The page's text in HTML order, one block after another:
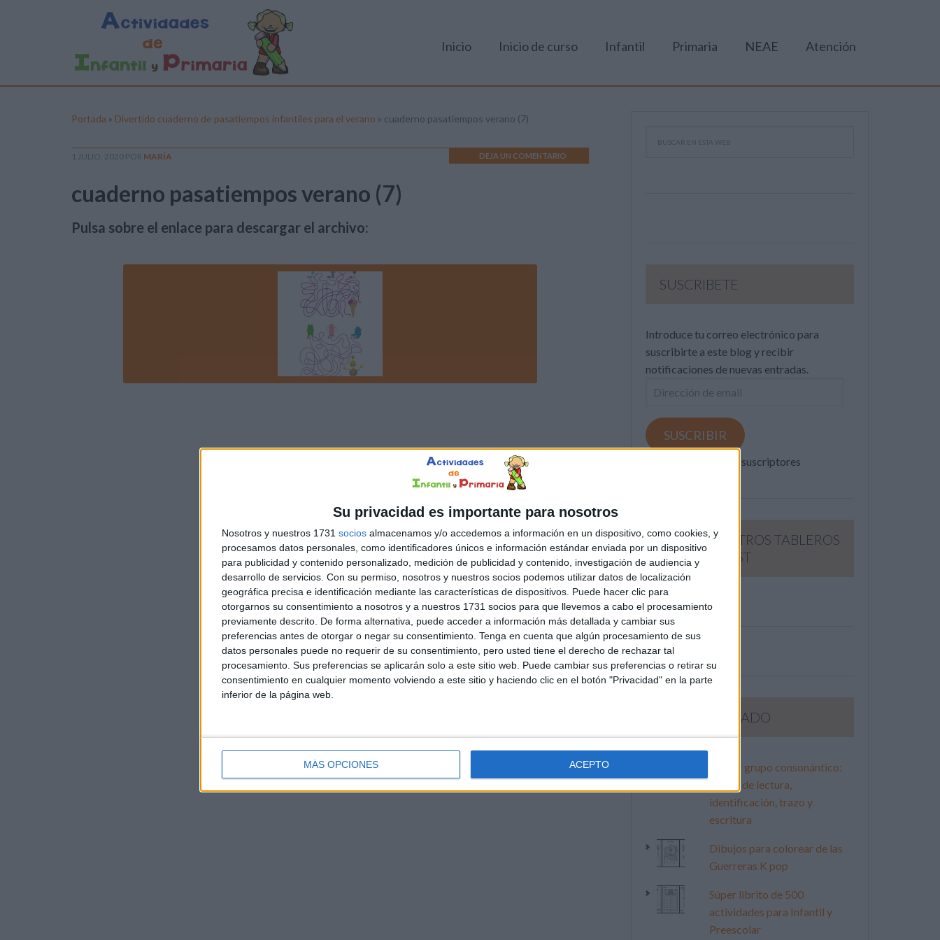
Su privacidad es importante para nosotros
Nosotros y nuestros 1731 socios almacenamos y/o accedemos a información en un dispositivo, como cookies, y
procesamos datos personales, como identificadores únicos e información estándar enviada por un dispositivo
para publicidad y contenido personalizado, medición de publicidad y contenido, investigación de audiencia y
desarrollo de servicios. Con su permiso, nosotros y nuestros socios podemos utilizar datos de localización
geográfica precisa e identificación mediante las características de dispositivos. Puede hacer clic para
otorgarnos su consentimiento a nosotros y a nuestros 1731 socios para que llevemos a cabo el procesamiento
previamente descrito. De forma alternativa, puede acceder a información más detallada y cambiar sus
preferencias antes de otorgar o negar su consentimiento. Tenga en cuenta que algún procesamiento de sus
datos personales puede no requerir de su consentimiento, pero usted tiene el derecho de rechazar tal
procesamiento. Sus preferencias se aplicarán solo a este sitio web. Puede cambiar sus preferencias o retirar su
consentimiento en cualquier momento volviendo a este sitio y haciendo clic en el botón "Privacidad" en la parte
inferior de la página web.
MÁS OPCIONES ACEPTO
Inicio Inicio de curso Infantil Primaria NEAE Atención
Portada » Divertido cuaderno de pasatiempos infantiles para el verano » cuaderno pasatiempos verano (7)
1 JULIO, 2020 POR MARÍA DEJA UN COMENTARIO
cuaderno pasatiempos verano (7)
Pulsa sobre el enlace para descargar el archivo:
SUSCRIBETE
Introduce tu correo electrónico para
suscribirte a este blog y recibir
notificaciones de nuevas entradas.
Dirección
email
SUSCRIBIR
Únete a otros 371K suscriptores
SIGUE NUESTROS TABLEROS
EN PINTEREST
LO MÁS VISITADO
Primer grupo consonántico:
Fichas de lectura,
identificación, trazo y
escritura
Dibujos para colorear de las
Guerreras K pop
Súper librito de 500
actividades para Infantil y
Preescolar